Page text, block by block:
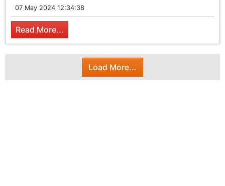
07 May 2024 12:34:38
Read More...
Load More...